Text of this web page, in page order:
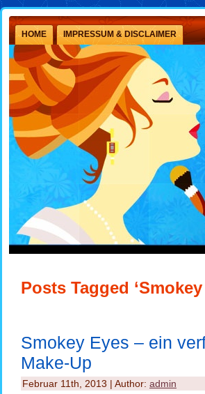
HOME IMPRESSUM & DISCLAIMER
Posts Tagged ‘Smokey
Smokey Eyes – ein
Make-Up
Februar 11th, 2013 | Author: admin